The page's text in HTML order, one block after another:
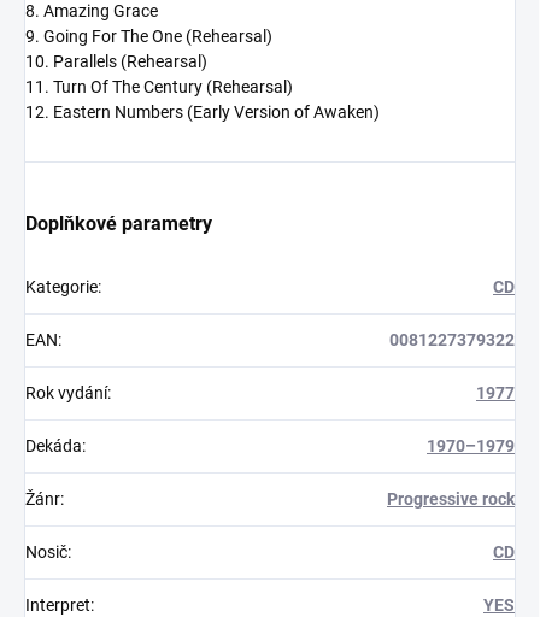
8. Amazing Grace
9. Going For The One (Rehearsal)
10. Parallels (Rehearsal)
11. Turn Of The Century (Rehearsal)
12. Eastern Numbers (Early Version of Awaken)
Doplňkové parametry
Kategorie: CD
EAN: 0081227379322
Rok vydání: 1977
Dekáda: 1970–1979
Žánr: Progressive rock
Nosič: CD
Interpret: YES